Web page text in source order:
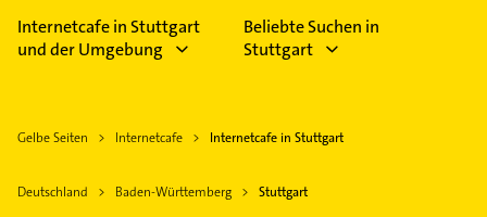
Feiertagen abweichen können.
Internetcafe in Stuttgart
und der Umgebung
Beliebte Suchen in
Stuttgart
Gelbe Seiten Internetcafe Internetcafe in Stuttgart
Deutschland Baden-Württemberg Stuttgart